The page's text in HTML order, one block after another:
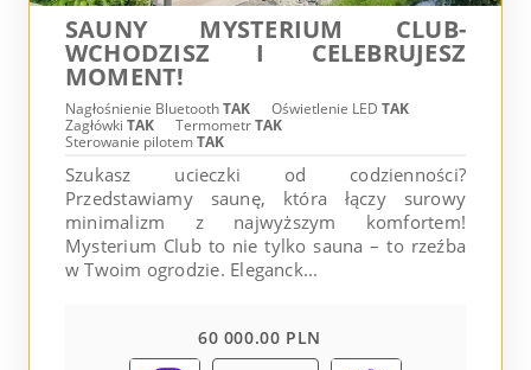
SAUNY MYSTERIUM CLUB-
WCHODZISZ I CELEBRUJESZ
MOMENT!
Nagłośnienie BluetoothTAK Oświetlenie LED TAK
Zagłówki TAK TermometrTAK
Sterowanie pilotemTAK
Szukasz ucieczki od codzienności?
Przedstawiamy saunę, która łączy surowy
minimalizm z najwyższym komfortem!
Mysterium Club to nie tylko sauna – to rzeźba
w Twoim ogrodzie. Eleganck...
60 000.00 PLN